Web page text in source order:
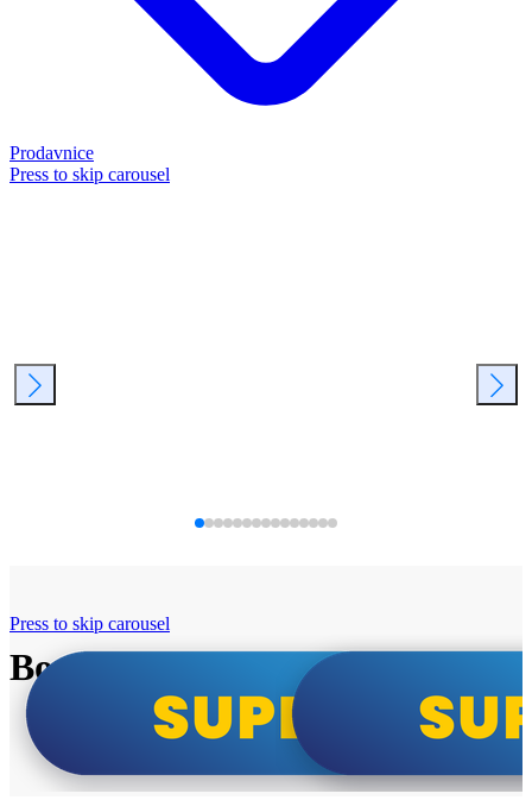
Prodavnice
Press to skip carousel
Bosch super cene
Press to skip carousel